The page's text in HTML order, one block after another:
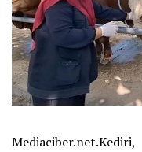
Mediaciber.net.Kediri,